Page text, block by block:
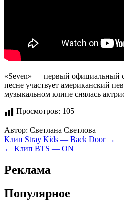
«Seven» — первый официальный
песне участвует американский
музыкальном клипе снялась
Просмотров: 105
Автор: Светлана Светлова
Навигация
по
записям
Клип Stray Kids — Back Door →
← Клип BTS — ON
Реклама
Популярное